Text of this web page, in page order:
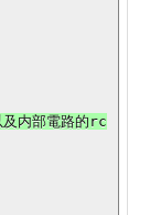
内部電路的rc